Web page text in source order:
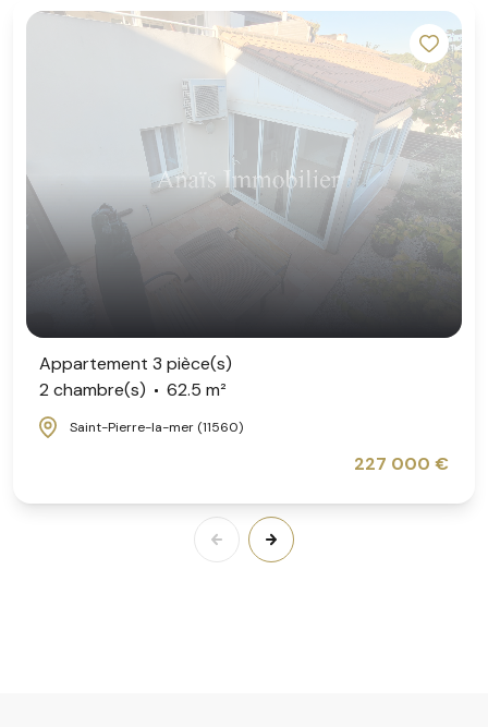
Appartement 3 pièce(s)
2 chambre(s)
62.5 m²
Saint-Pierre-la-mer (11560)
227 000 €